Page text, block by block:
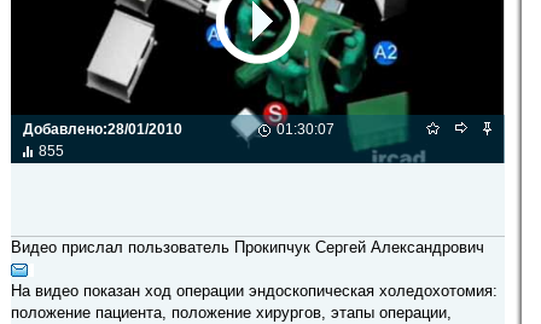
Добавлено:28/01/2010
855
01:30:07
Видео прислал пользователь Прокипчук Сергей Александрович
На видео показан ход операции эндоскопическая холедохотомия:
положение пациента, положение хирургов, этапы операции,